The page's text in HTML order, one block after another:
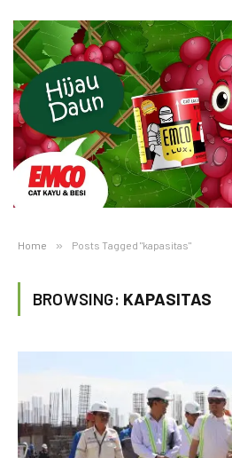
Home » Posts Tagged "kapasitas"
BROWSING: KAPASITAS